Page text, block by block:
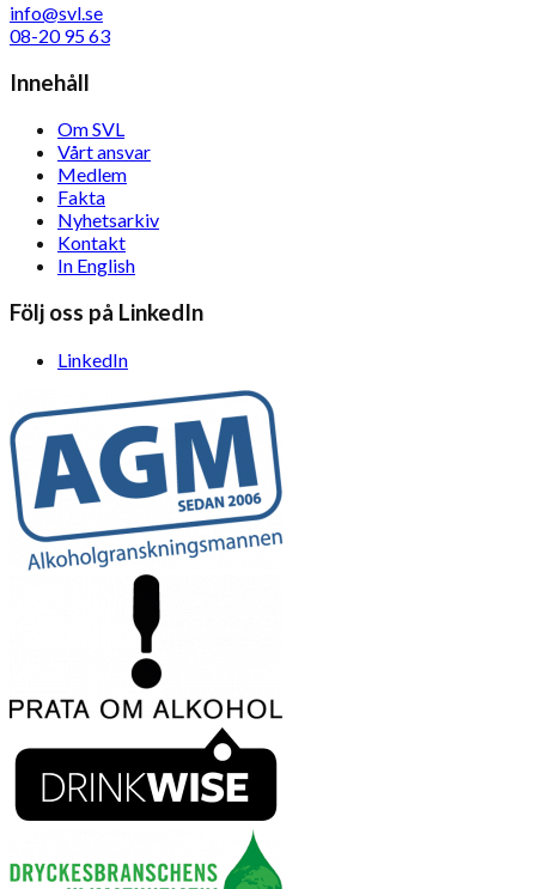
info@svl.se
08-20 95 63
Innehåll
Om SVL
Vårt ansvar
Medlem
Fakta
Nyhetsarkiv
Kontakt
In English
Följ oss på LinkedIn
LinkedIn